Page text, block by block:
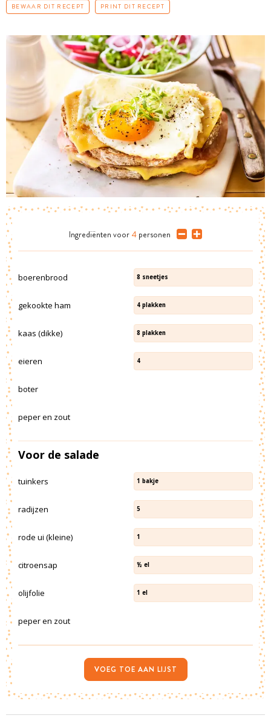
BEWAAR DIT RECEPT PRINT DIT RECEPT
Ingrediënten voor 4 personen
boerenbrood 8 sneetjes
gekookte ham 4 plakken
kaas (dikke) 8 plakken
eieren 4
boter
peper en zout
Voor de salade
tuinkers 1 bakje
radijzen 5
rode ui (kleine) 1
citroensap ½ el
olijfolie 1 el
peper en zout
VOEG TOE AAN LIJST